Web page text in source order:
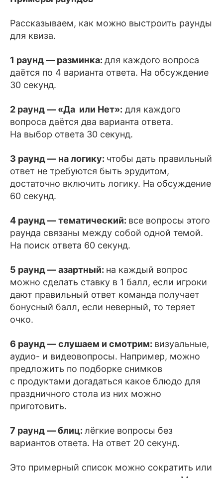
Рассказываем, как можно выстроить раунды
для квиза.
1 раунд — разминка: для каждого вопроса
даётся по 4 варианта ответа. На обсуждение
30 секунд.
2 раунд — «Да или Нет»: для каждого
вопроса даётся два варианта ответа.
На выбор ответа 30 секунд.
3 раунд — на логику: чтобы дать правильный
ответ не требуются быть эрудитом,
достаточно включить логику. На обсуждение
60 секунд.
4 раунд — тематический: все вопросы этого
раунда связаны между собой одной темой.
На поиск ответа 60 секунд.
5 раунд — азартный: на каждый вопрос
можно сделать ставку в 1 балл, если игроки
дают правильный ответ команда получает
бонусный балл, если неверный, то теряет
очко.
6 раунд — слушаем и смотрим: визуальные,
аудио- и видеовопросы. Например, можно
предложить по подборке снимков
с продуктами догадаться какое блюдо для
праздничного стола из них можно
приготовить.
7 раунд — блиц: лёгкие вопросы без
вариантов ответа. На ответ 20 секунд.
Это примерный список можно сократить или